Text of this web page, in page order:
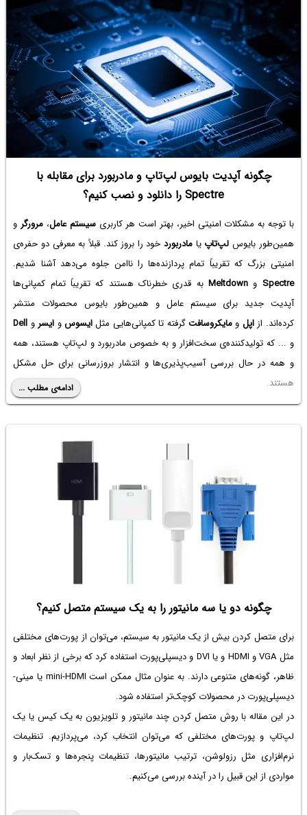
چگونه آپدیت بایوس لپ‌تاپ و مادربورد برای مقابله با
Spectre را دانلود و نصب کنیم؟
با توجه به مشکلات امنیتی اخیر، بهتر است هر کاربریسیستم عامل، مرورگر و
همین‌طور بایوس لپ‌تاپ یا مادربوردخود را بروز کند. قبلاً به معرفی دو حفره‌ی
امنیتی بزرگ که تقریباً تمام پردازنده‌ها را ناامن جلوه می‌دهد آشنا شدیم.
Spectre وMeltdown‌ به قدری خطرناک هستند که تقریباً تمام کمپانی‌ها
آپدیت جدید برای سیستم عامل و همین‌طور بایوس محصولات منتشر
کرده‌اند. ازاپل و مایکروسافتگرفته تا کمپانی‌هایی مثلایسوسو ایسر و Dell
و ... که تولیدکننده‌ی سخت‌افزار و به خصوص مادربورد و لپ‌تاپ هستند، همه
و همه در حال بررسی آسیب‌پذیری‌ها و انتشار بروزرسانی برای حل مشکل
هستند.
در این مطلب به روش دانلود کردن و بروز کردنبایوسلپ‌تاپ‌ها و مادربوردها
می‌پردازیم و لینک دانلود بروزرسانی‌های مربوط به هر برند را معرفی می‌کنیم. با
امنیتسیستم خود را افزایش دهید.
ادامه‌ی مطلب ...
چگونه دو یا سه مانیتور را به یک سیستم متصل کنیم؟
برای متصل کردن بیش از یک مانیتور به سیستم، می‌توان از پورت‌های مختلفی
مثل VGA و HDMI و یا DVI و دیسپلی‌پورت استفاده کرد که برخی از نظر ابعاد و
ظاهر، گونه‌های متنوعی دارند. به عنوان مثال ممکن است mini-HDMI یا مینی-
دیسپلی‌پورت در محصولات کوچک‌تر استفاده شود.
در این مقاله با روش متصل کردن چند مانیتور و تلویزیون به یک کیس یا یک
لپ‌تاپ و پورت‌های مختلفی که می‌توان انتخاب کرد، می‌پردازیم. تنظیمات
نرم‌افزاری مثل رزولوشن، ترتیب مانیتورها، تنظیمات پنجره‌ها و تسک‌بار و
مواردی از این قبیل را در آینده بررسی می‌کنیم.